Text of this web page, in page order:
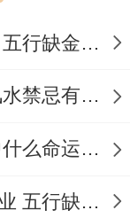
五行缺金的人是不是没有财运 五行缺金的人命运好不好
五行缺火的人需要注意什么 风水禁忌有哪些
五行属什么的命运最好 五行中什么命运势旺盛
五行缺火的人适合从事什么职业 五行缺火的人适合从事的职业有哪些